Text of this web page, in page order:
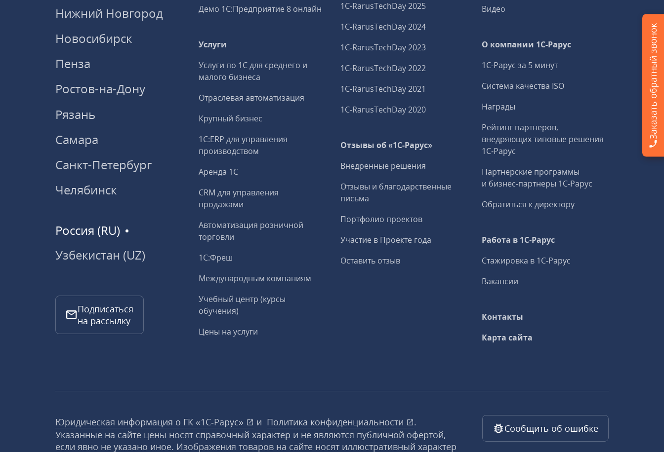
Нижний Новгород
Новосибирск
Пенза
Ростов-на-Дону
Рязань
Самара
Санкт-Петербург
Челябинск
Россия (RU)
Узбекистан (UZ)
Подписаться
на рассылку
Демо 1С:Предприятие 8 онлайн
Услуги
Услуги по 1С для среднего и
малого бизнеса
Отраслевая автоматизация
Крупный бизнес
1С:ERP для управления
производством
Аренда 1С
CRM для управления
продажами
Автоматизация розничной
торговли
1С:Фреш
Международным компаниям
Учебный центр (курсы
обучения)
Цены на услуги
1C‑RarusTechDay 2025
1C‑RarusTechDay 2024
1C‑RarusTechDay 2023
1C‑RarusTechDay 2022
1C‑RarusTechDay 2021
1C‑RarusTechDay 2020
Отзывы об «1С-Рарус»
Внедренные решения
Отзывы и благодарственные
письма
Портфолио проектов
Участие в Проекте года
Оставить отзыв
Видео
О компании 1C-Рарус
1С-Рарус за 5 минут
Система качества ISO
Награды
Рейтинг партнеров,
внедряющих типовые решения
1С‑Рарус
Партнерские программы
и бизнес‑партнеры 1С‑Рарус
Обратиться к директору
Работа в 1С‑Рарус
Стажировка в 1С‑Рарус
Вакансии
Контакты
Карта сайта
Юридическая информация о ГК «1С‑Рарус» и Политика конфиденциальности
.
Указанные на сайте цены носят справочный характер и не являются публичной офертой,
если явно не указано иное. Изображения товаров на сайте носят иллюстративный характер
Сообщить об ошибке
Заказать обратный звонок